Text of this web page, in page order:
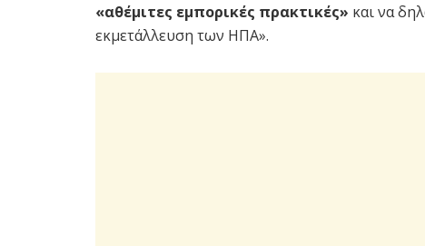
«αθέμιτες εμπορικές πρακτικές» και να
εκμετάλλευση των ΗΠΑ».